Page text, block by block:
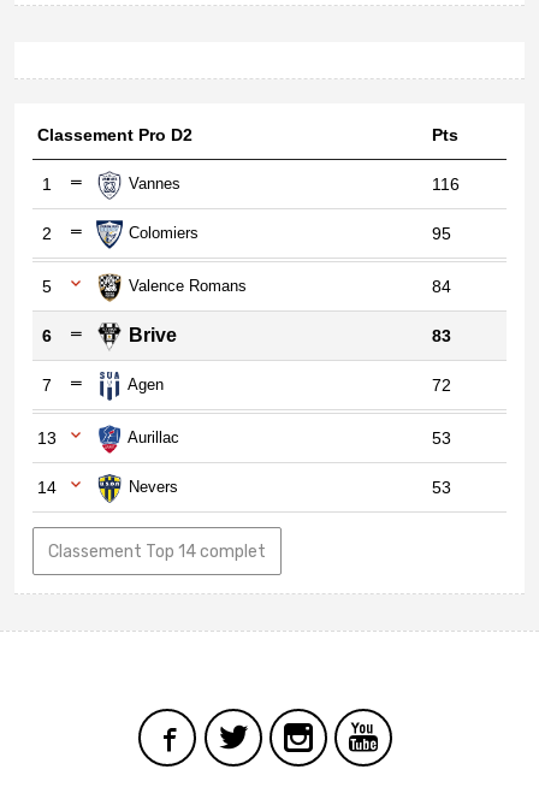
Classement Pro D2 Pts
1 Vannes 116
2 Colomiers 95
5 Valence Romans 84
6 Brive 83
7 Agen 72
13 Aurillac 53
14 Nevers 53
Classement Top 14 complet